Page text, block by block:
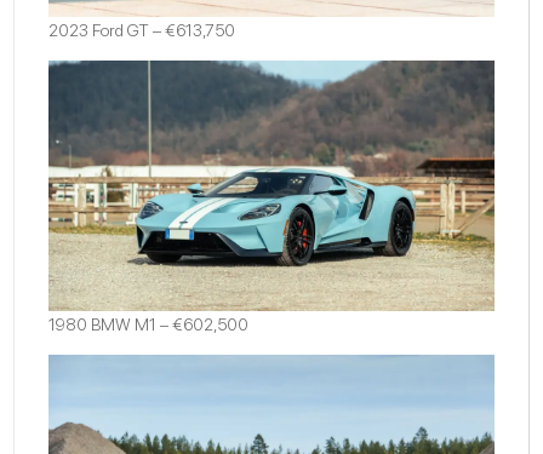
2023 Ford GT – €613,750
1980 BMW M1 – €602,500